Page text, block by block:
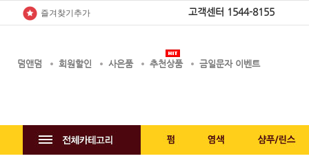
즐겨찾기추가 고객센터 1544-8155
덤앤덤 회원할인 사은품 추천상품 금일문자 이벤트